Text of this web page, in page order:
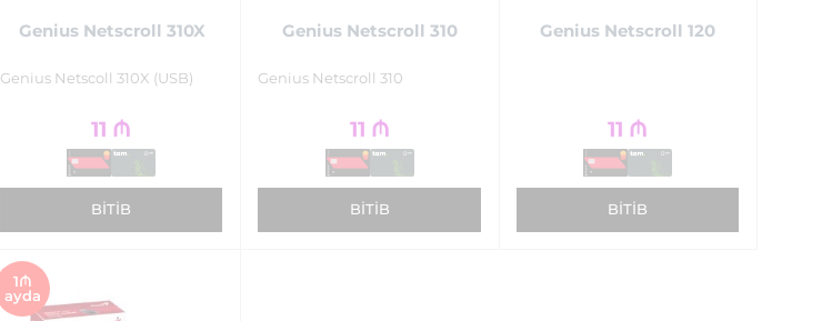
Genius Netscroll 310X
Genius Netscoll 310X (USB)
11 ₼
BITIB
Genius Netscroll 310
Genius Netscroll 310
11 ₼
BITIB
Genius Netscroll 120
11 ₼
BITIB
1₼
ayda